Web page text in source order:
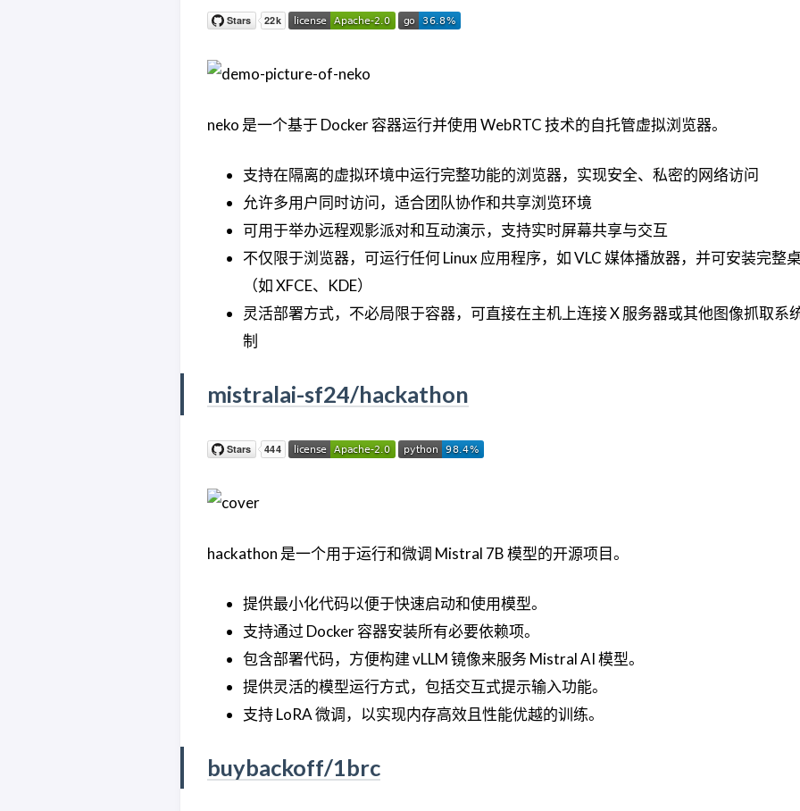
neko 是一个基于 Docker 容器运行并使用 WebRTC 技术的自托管虚拟浏览器。
支持在隔离的虚拟环境中运行完整功能的浏览器，实现安全、私密的网络访问
允许多用户同时访问，适合团队协作和共享浏览环境
可用于举办远程观影派对和互动演示，支持实时屏幕共享与交互
不仅限于浏览器，可运行任何 Linux 应用程序，如 VLC 媒体播放器，并可安装完整
（如 XFCE、KDE）
灵活部署方式，不必局限于容器，可直接在主机上连接 X 服务器或其他图像抓取系
制
mistralai-sf24/hackathon
hackathon 是一个用于运行和微调 Mistral 7B 模型的开源项目。
提供最小化代码以便于快速启动和使用模型。
支持通过 Docker 容器安装所有必要依赖项。
包含部署代码，方便构建 vLLM 镜像来服务 Mistral AI 模型。
提供灵活的模型运行方式，包括交互式提示输入功能。
支持 LoRA 微调，以实现内存高效且性能优越的训练。
buybackoff/1brc